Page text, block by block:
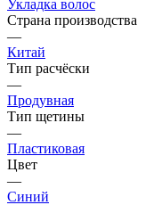
Укладка волос
Страна производства
—
Китай
Тип расчёски
—
Продувная
Тип щетины
—
Пластиковая
Цвет
—
Синий